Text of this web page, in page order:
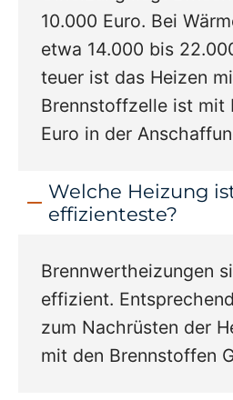
10.000 Euro. Bei
etwa 14.000 bis
teuer ist das Heizen
Brennstoffzelle ist mit
Euro in der
Welche Heizung
effizienteste?
Brennwertheizungen
effizient.
zum Nachrüsten der
mit den Brennstoffen